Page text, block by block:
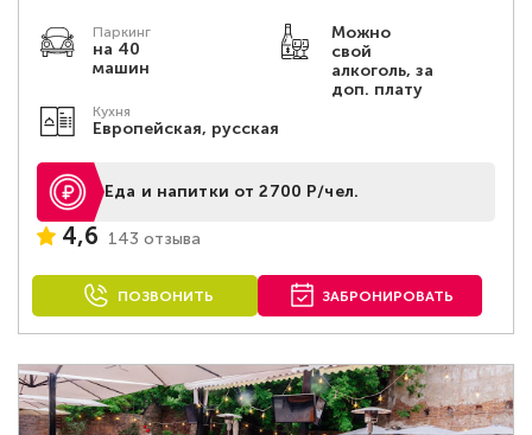
Паркинг
на 40
машин
Можно
свой
алкоголь, за
доп. плату
Кухня
Европейская, русская
Еда и напитки от 2700 Р/чел.
4,6 143 отзыва
ПОЗВОНИТЬ ЗАБРОНИРОВАТЬ